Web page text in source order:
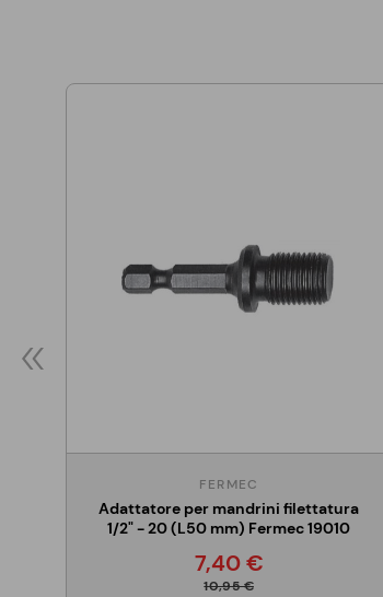
FERMEC
Adattatore per mandrini filettatura
1/2" - 20 (L50 mm) Fermec 19010
7,40 €
10,95 €